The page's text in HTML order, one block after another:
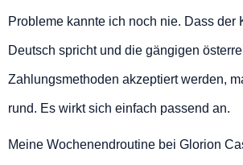
Probleme kannte ich noch nie. Dass der
Deutsch spricht und die gängigen
Zahlungsmethoden akzeptiert werden,
rund. Es wirkt sich einfach passend an.
Meine Wochenendroutine bei Glorion